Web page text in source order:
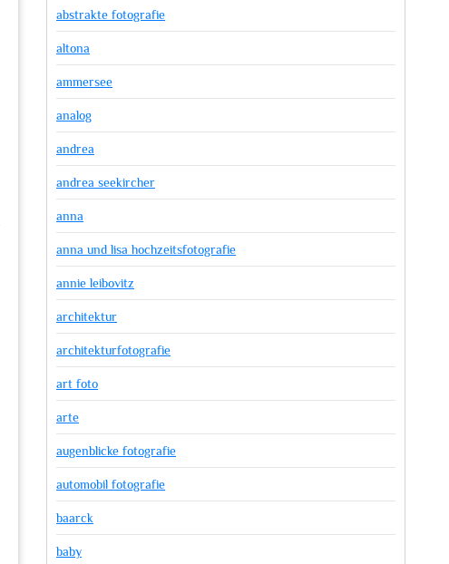
abstrakte fotografie
altona
ammersee
analog
andrea
andrea seekircher
anna
anna und lisa hochzeitsfotografie
annie leibovitz
architektur
architekturfotografie
art foto
arte
augenblicke fotografie
automobil fotografie
baarck
baby